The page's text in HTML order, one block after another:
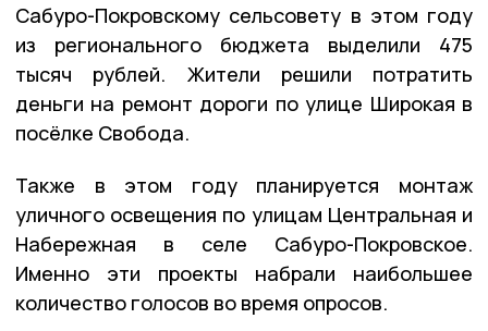
Сабуро-Покровскому сельсовету в этом году
из регионального бюджета выделили 475
тысяч рублей. Жители решили потратить
деньги на ремонт дороги по улице Широкая в
посёлке Свобода.
Также в этом году планируется монтаж
уличного освещения по улицам Центральная и
Набережная в селе Сабуро-Покровское.
Именно эти проекты набрали наибольшее
количество голосов во время опросов.